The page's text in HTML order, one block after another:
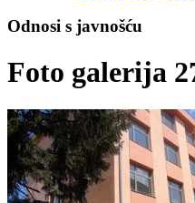
Odnosi s javnošću
Foto galerija